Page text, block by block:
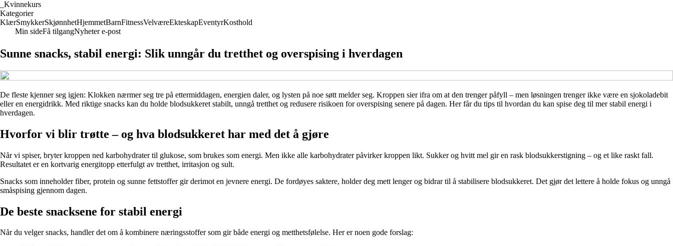
Kvinnekurs
Kategorier
KlærSmykkerSkjønnhetHjemmetBarnFitnessVelværeEkteskapEventyrKosthold
Min sideFå tilgangNyheter e-post
Sunne snacks, stabil energi: Slik unngår du tretthet og overspising i hverdagen
De fleste kjenner seg igjen: Klokken nærmer seg tre på ettermiddagen, energien daler, og lysten på noe søtt melder seg. Kroppen sier ifra om at den trenger påfyll – men løsningen trenger ikke være en sjokoladebit
eller en energidrikk. Med riktige snacks kan du holde blodsukkeret stabilt, unngå tretthet og redusere risikoen for overspising senere på dagen. Her får du tips til hvordan du kan spise deg til mer stabil energi i
hverdagen.
Hvorfor vi blir trøtte – og hva blodsukkeret har med det å gjøre
Når vi spiser, bryter kroppen ned karbohydrater til glukose, som brukes som energi. Men ikke alle karbohydrater påvirker kroppen likt. Sukker og hvitt mel gir en rask blodsukkerstigning – og et like raskt fall.
Resultatet er en kortvarig energitopp etterfulgt av tretthet, irritasjon og sult.
Snacks som inneholder fiber, protein og sunne fettstoffer gir derimot en jevnere energi. De fordøyes saktere, holder deg mett lenger og bidrar til å stabilisere blodsukkeret. Det gjør det lettere å holde fokus og unngå
småspising gjennom dagen.
De beste snacksene for stabil energi
Når du velger snacks, handler det om å kombinere næringsstoffer som gir både energi og metthetsfølelse. Her er noen gode forslag: